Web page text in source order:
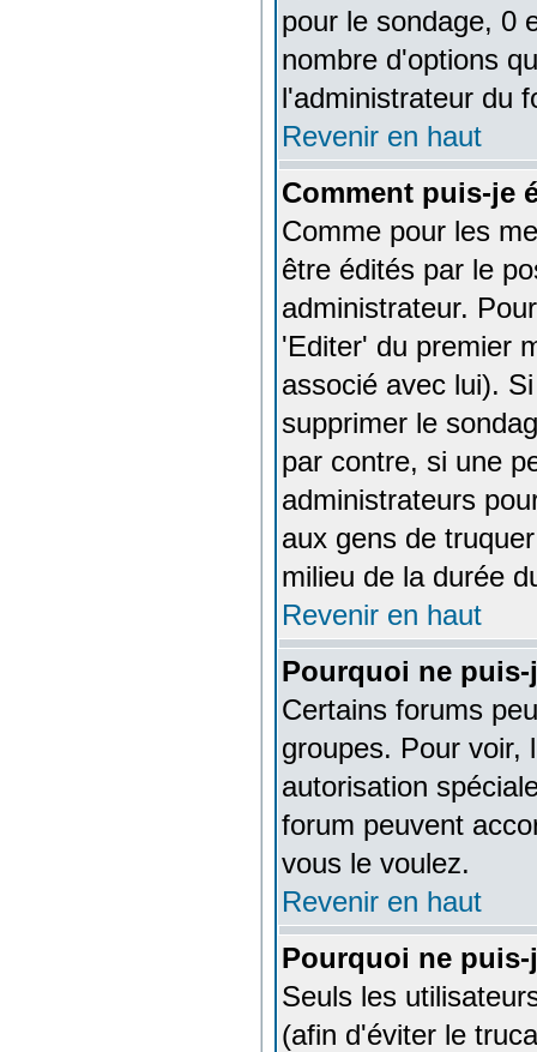
pour le sondage, 0
nombre d'options
l'administrateur du
Revenir en haut
Comment puis-je
Comme pour les
être édités par le
administrateur.
'Editer' du premier
associé avec lui).
supprimer le
par contre, si une
administrateurs
aux gens de
milieu de la durée
Revenir en haut
Pourquoi ne
Certains forums
groupes. Pour voir,
autorisation
forum peuvent
vous le voulez.
Revenir en haut
Pourquoi ne
Seuls les
(afin d'éviter le